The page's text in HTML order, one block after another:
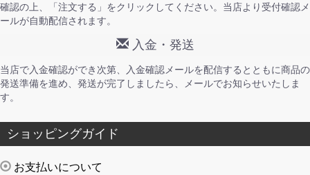
確認の上、「注文する」をクリックしてください。当店より受付確認メ
ールが自動配信されます。
入金・発送
当店で入金確認ができ次第、入金確認メールを配信するとともに商品の
発送準備を進め、発送が完了しましたら、メールでお知らせいたしま
す。
ショッピングガイド
お支払いについて